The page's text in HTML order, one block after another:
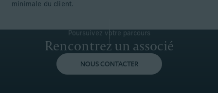
minimale du client.
Poursuivez votre parcours
Rencontrez un associé
NOUS CONTACTER